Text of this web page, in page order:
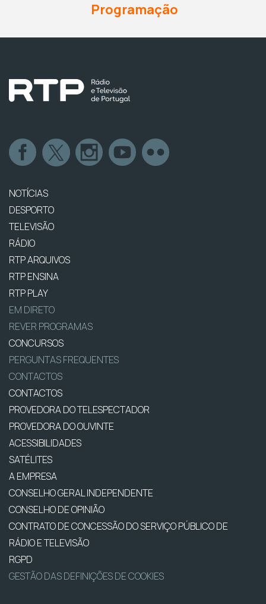
Programação
NOTÍCIAS
DESPORTO
TELEVISÃO
RÁDIO
RTP ARQUIVOS
RTP ENSINA
RTP PLAY
EM DIRETO
REVER PROGRAMAS
CONCURSOS
PERGUNTAS FREQUENTES
CONTACTOS
CONTACTOS
PROVEDORA DO TELESPECTADOR
PROVEDORA DO OUVINTE
ACESSIBILIDADES
SATÉLITES
A EMPRESA
CONSELHO GERAL INDEPENDENTE
CONSELHO DE OPINIÃO
CONTRATO DE CONCESSÃO DO SERVIÇO PÚBLICO DE
RÁDIO E TELEVISÃO
RGPD
GESTÃO DAS DEFINIÇÕES DE COOKIES